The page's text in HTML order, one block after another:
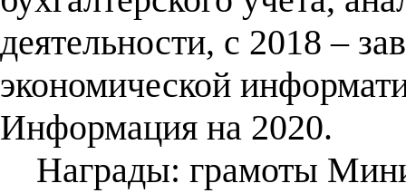
деятельности, с 2018 –
экономической
Информация на 2020.
Награды: грамоты